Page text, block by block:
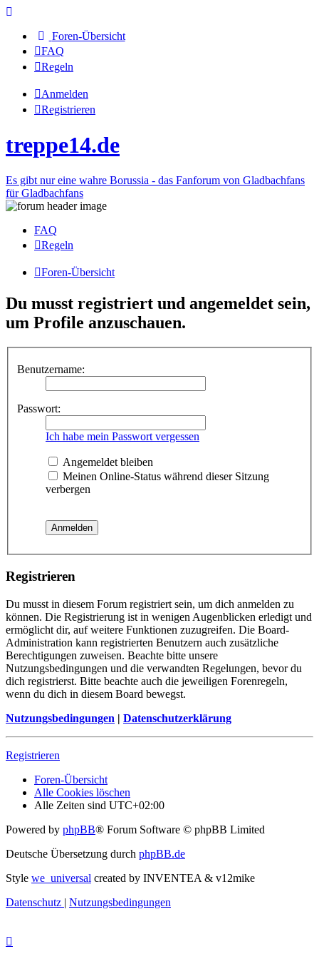
Foren-Übersicht
FAQ
Regeln
Anmelden
Registrieren
treppe14.de
Es gibt nur eine wahre Borussia - das Fanforum von Gladbachfans
für Gladbachfans
FAQ
Regeln
Foren-Übersicht
Du musst registriert und angemeldet sein,
um Profile anzuschauen.
Benutzername:
Passwort:
Ich habe mein Passwort vergessen
Angemeldet bleiben
Meinen Online-Status während dieser Sitzung
verbergen
Registrieren
Du musst in diesem Forum registriert sein, um dich anmelden zu
können. Die Registrierung ist in wenigen Augenblicken erledigt und
ermöglicht dir, auf weitere Funktionen zuzugreifen. Die Board-
Administration kann registrierten Benutzern auch zusätzliche
Berechtigungen zuweisen. Beachte bitte unsere
Nutzungsbedingungen und die verwandten Regelungen, bevor du
dich registrierst. Bitte beachte auch die jeweiligen Forenregeln,
wenn du dich in diesem Board bewegst.
Nutzungsbedingungen | Datenschutzerklärung
Registrieren
Foren-Übersicht
Alle Cookies löschen
Alle Zeiten sind UTC+02:00
Powered by phpBB® Forum Software © phpBB Limited
Deutsche Übersetzung durch phpBB.de
Style we_universal created by INVENTEA & v12mike
Datenschutz | Nutzungsbedingungen